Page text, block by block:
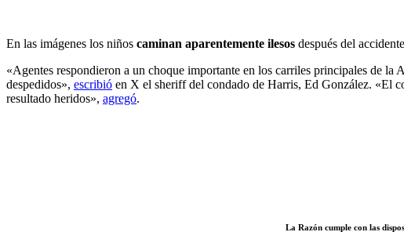
En las imágenes los niños caminan aparentemente ilesos después del
«Agentes respondieron a un choque importante en los carriles principales de la
despedidos», escribió en X el sheriff del condado de Harris, Ed González. «El
resultado heridos», agregó.
La Razón cumple con las